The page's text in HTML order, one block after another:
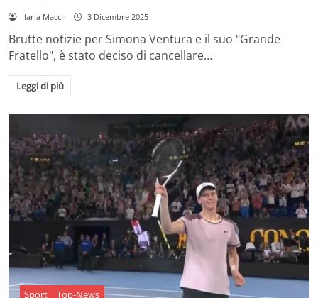
Ilaria Macchi 3 Dicembre 2025
Brutte notizie per Simona Ventura e il suo "Grande
Fratello", è stato deciso di cancellare…
Leggi di più
Sport Top-News